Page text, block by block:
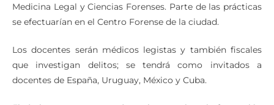
Medicina Legal y Ciencias Forenses. Parte de las prácticas
se efectuarían en el Centro Forense de la ciudad.
Los docentes serán médicos legistas y también fiscales
que investigan delitos; se tendrá como invitados a
docentes de España, Uruguay, México y Cuba.